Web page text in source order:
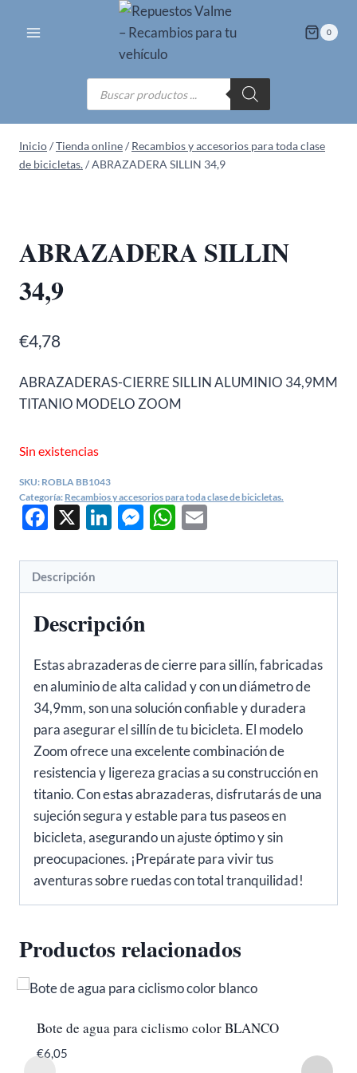
0
Búsqueda
de
productos
Inicio/Tienda online/ Recambios y accesorios para toda clase
de bicicletas./ABRAZADERA SILLIN 34,9
ABRAZADERA SILLIN
34,9
€4,78
ABRAZADERAS-CIERRE SILLIN ALUMINIO 34,9MM
TITANIO MODELO ZOOM
Sin existencias
SKU: ROBLA BB1043
Categoría: Recambios y accesorios para toda clase de bicicletas.
Facebook
X LinkedIn
Messenger
WhatsApp
Descripción
Descripción
Estas abrazaderas de cierre para sillín, fabricadas
en aluminio de alta calidad y con un diámetro de
34,9mm, son una solución confiable y duradera
para asegurar el sillín de tu bicicleta. El modelo
Zoom ofrece una excelente combinación de
resistencia y ligereza gracias a su construcción en
titanio. Con estas abrazaderas, disfrutarás de una
sujeción segura y estable para tus paseos en
bicicleta, asegurando un ajuste óptimo y sin
preocupaciones. ¡Prepárate para vivir tus
aventuras sobre ruedas con total tranquilidad!
Productos relacionados
Bote de agua para ciclismo color BLANCO
€6,05